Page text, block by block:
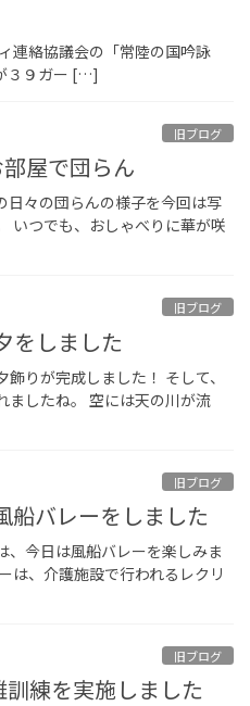
連絡協議会の「常陸の国吟詠
３９ガー […]
旧ブログ
屋で団らん
日々の団らんの様子を今回は写
いつでも、おしゃべりに華が咲
旧ブログ
をしました
りが完成しました！ そして、
ましたね。 空には天の川が流
旧ブログ
船バレーをしました
、今日は風船バレーを楽しみま
は、介護施設で行われるレクリ
旧ブログ
練を実施しました